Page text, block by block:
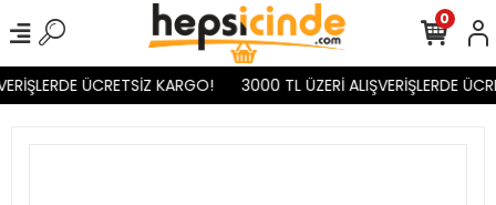
ÜCRETSİZ KARGO! 3000 TL ÜZERİ ALIŞVERİŞLERDE
0